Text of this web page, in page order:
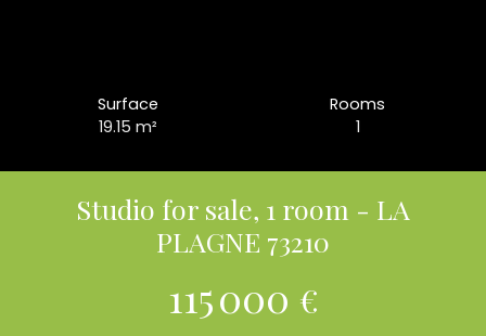
Surface
19.15m²
Rooms
1
Studio for sale, 1 room - LA
PLAGNE 73210
115 000 €